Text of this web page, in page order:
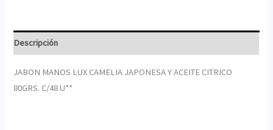
Descripción
JABON MANOS LUX CAMELIA JAPONESA Y ACEITE CITRICO
80GRS. C/48 U**